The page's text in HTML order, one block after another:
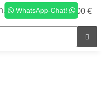
WhatsApp-Chat! 0,00 €